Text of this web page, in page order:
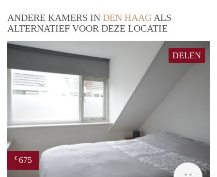
ANDERE KAMERS IN DEN HAAG ALS
ALTERNATIEF VOOR DEZE LOCATIE
DELEN
€ 675